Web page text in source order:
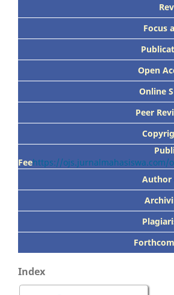
Focus
Open
Online
Peer
Feehttps://
Author
Index